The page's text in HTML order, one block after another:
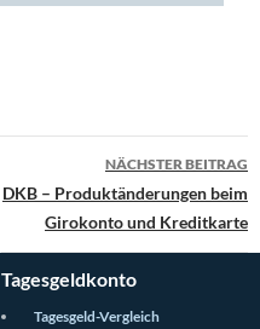
NÄCHSTER BEITRAG
DKB – Produktänderungen beim
Girokonto und Kreditkarte
Tagesgeldkonto
Tagesgeld-Vergleich